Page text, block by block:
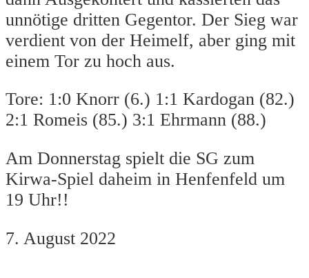
unnötige dritten Gegentor. Der Sieg war
verdient von der Heimelf, aber ging mit
einem Tor zu hoch aus.
Tore: 1:0 Knorr (6.) 1:1 Kardogan (82.)
2:1 Romeis (85.) 3:1 Ehrmann (88.)
Am Donnerstag spielt die SG zum
Kirwa-Spiel daheim in Henfenfeld um
19 Uhr!!
7. August 2022